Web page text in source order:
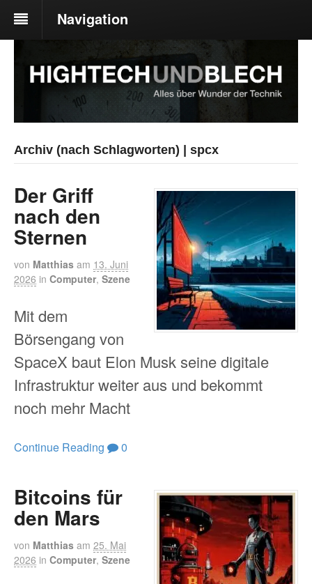
Navigation
Archiv (nach Schlagworten) | spcx
Der Griff
nach den
Sternen
von Matthias am 13. Juni
2026 in Computer, Szene
Mit dem
Börsengang von
SpaceX baut Elon Musk seine digitale
Infrastruktur weiter aus und bekommt
noch mehr Macht
Continue Reading 0
Bitcoins für
den Mars
von Matthias am 25. Mai
2026 in Computer, Szene